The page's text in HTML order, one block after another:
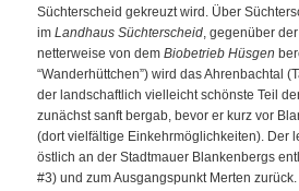
Süchterscheid gekreuzt wird. Über
imLandhaus Süchterscheid , gegenüber
netterweise von demBiobetrieb Hüsgen
“Wanderhüttchen”) wird das Ahrenbachtal
der landschaftlich vielleicht schönste Teil
zunächst sanft bergab, bevor er kurz vor
(dort vielfältige Einkehrmöglichkeiten). Der
östlich an der Stadtmauer Blankenbergs
#3) und zum Ausgangspunkt Merten